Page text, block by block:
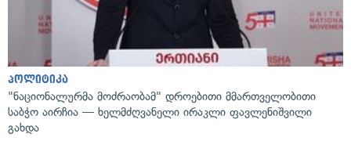
პოლიტიკა
"ნაციონალურმა მოძრაობამ" დროებითი მმართველობითი
საბჭო აირჩია — ხელმძღვანელი ირაკლი ფავლენიშვილი
გახდა